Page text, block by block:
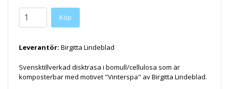
Köp
Leverantör: Birgitta Lindeblad
Svensktillverkad disktrasa i bomull/cellulosa som är
komposterbar med motivet "Vinterspa" av Birgitta Lindeblad.